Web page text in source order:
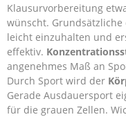
Klausurvorbereitung
wünscht.
leicht einzuhalten und
effektiv.
angenehmes Maß an
Durch Sport wird der
Gerade Ausdauersport
für die grauen Zellen.